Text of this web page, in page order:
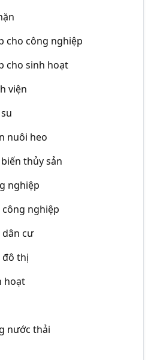
cho công nghiệp
cho sinh hoạt
viện
nuôi heo
thủy sản
nghiệp
nghiệp
cư
đô thị
hoạt
nước thải